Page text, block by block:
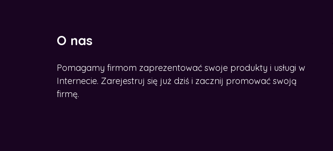
O nas
Pomagamy firmom zaprezentować swoje produkty i usługi w
Internecie. Zarejestruj się już dziś i zacznij promować swoją
firmę.